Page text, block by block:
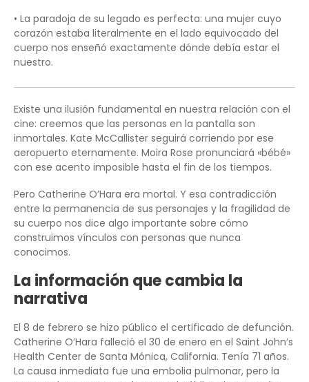
• La paradoja de su legado es perfecta: una mujer cuyo
corazón estaba literalmente en el lado equivocado del
cuerpo nos enseñó exactamente dónde debía estar el
nuestro.
Existe una ilusión fundamental en nuestra relación con el
cine: creemos que las personas en la pantalla son
inmortales. Kate McCallister seguirá corriendo por ese
aeropuerto eternamente. Moira Rose pronunciará «bébé»
con ese acento imposible hasta el fin de los tiempos.
Pero Catherine O’Hara era mortal. Y esa contradicción
entre la permanencia de sus personajes y la fragilidad de
su cuerpo nos dice algo importante sobre cómo
construimos vínculos con personas que nunca
conocimos.
La información que cambia la
narrativa
El 8 de febrero se hizo público el certificado de defunción.
Catherine O’Hara falleció el 30 de enero en el Saint John’s
Health Center de Santa Mónica, California. Tenía 71 años.
La causa inmediata fue una embolia pulmonar, pero la